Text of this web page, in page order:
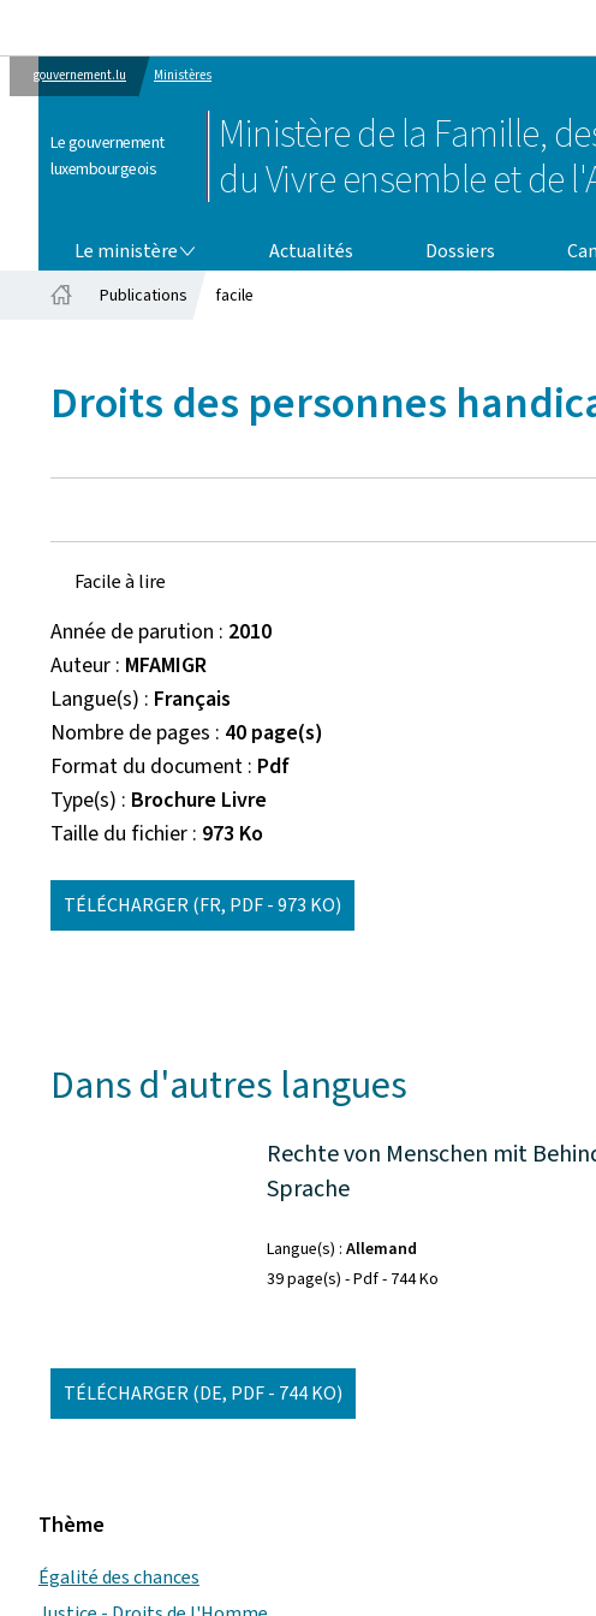
gouvernement.lu Ministères
Le gouvernement
luxembourgeois
Ministère de la Famille,
du Vivre ensemble et de
Le ministère Actualités Dossiers
Publications facile
Droits des personnes
Facile à lire
Année de parution 2010
Auteur MFAMIGR
Langue(s) Français
Nombre de pages 40 page(s)
Format du document Pdf
Type(s) Brochure Livre
Taille du fichier 973 Ko
TÉLÉCHARGER(FR, PDF - 973 KO)
Dans d'autres langues
Rechte von Menschen mit
Sprache
Langue(s) Allemand
39 page(s) Pdf 744 Ko
TÉLÉCHARGER(DE, PDF - 744 KO)
Thème
Égalité des chances